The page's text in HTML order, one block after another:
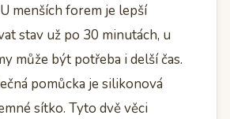
menších forem je lepší
stav už po 30 minutách, u
může být potřeba i delší čas.
pomůcka je silikonová
sítko. Tyto dvě věci